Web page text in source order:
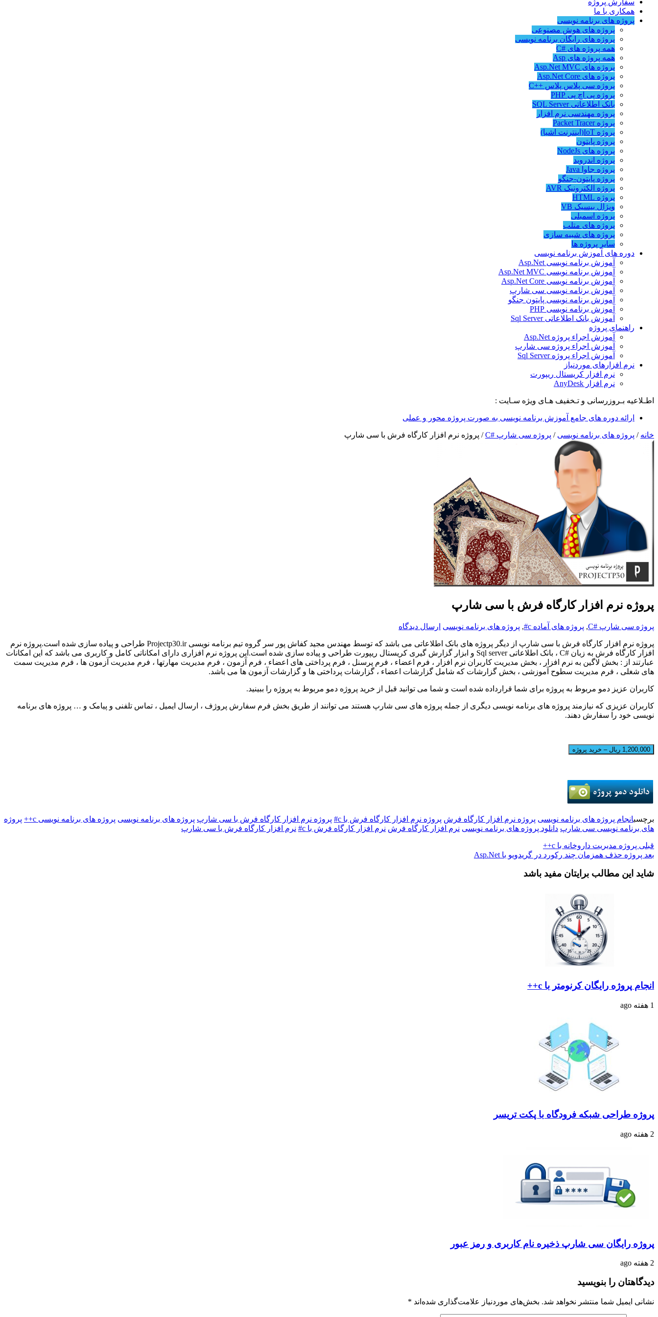
همکاری با ما
پروژه های برنامه نویسی
پروژه های هوش مصنوعی
پروژه های رایگان برنامه نویسی
همه پروژه های #C
همه پروژه های Asp
پروژه های Asp.Net MVC
پروژه های Asp.Net Core
پروژه سی پلاس پلاس ++C
پروژه پی اچ پی PHP
بانک اطلاعاتی SQL Server
پروژه مهندسی نرم افزار
پروژه Packet Tracer
پروژه IoT(اینترنت اشیا)
پروژه پایتون
پروژه های NodeJs
پروژه اندروید
پروژه جاوا Java
پروژه پایتون-جنگو
پروژه الکترونیک AVR
پروژه HTML
ویژال بیسیک VB
پروژه اسمبلی
پروژه های متلب
پروژه های شبیه سازی
سایر پروژه ها
دوره های آموزش برنامه نویسی
آموزش برنامه نویسی Asp.Net
آموزش برنامه نویسی Asp.Net MVC
آموزش برنامه نویسی Asp.Net Core
آموزش برنامه نویسی سی شارپ
آموزش برنامه نویسی پایتون جنگو
آموزش برنامه نویسی PHP
آموزش بانک اطلاعاتی Sql Server
راهنمای پروژه
آموزش اجراء پروژه Asp.Net
آموزش اجراء پروژه سی شارپ
آموزش اجراء پروژه Sql Server
نرم افزارهای موردنیاز
نرم افزار کریستال ریپورت
نرم افزار AnyDesk
اطـلاعیه بـروزرسانی و تـخفیف هـای ویژه سـایت :
ارائه دوره های جامع آموزش برنامه نویسی به صورت پروژه محور و عملی
خانه / پروژه های برنامه نویسی / پروژه سی شارپ #C / پروژه نرم افزار کارگاه فرش با سی شارپ
پروژه نرم افزار کارگاه فرش با سی شارپ
پروژه سی شارپ #C , پروژه های آماده c# , پروژه های برنامه نویسی ارسال دیدگاه
پروژه نرم افزار کارگاه فرش با سی شارپ از دیگر پروژه های بانک اطلاعاتی می باشد که توسط مهندس مجید کفاش پور سر گروه تیم برنامه نویسیProjectp30.ir طراحی و پیاده سازی شده است.پروژه نرم
افزار کارگاه فرش به زبان C# ، بانک اطلاعاتیSql server و ابزار گزارش گیری کریستال ریپورت طراحی و پیاده سازی شده است.این پروژه نرم افزاری دارای امکاناتی کامل و کاربری می باشد که این امکانات
عبارتند از : بخش لاگین به نرم افزار ، بخش مدیریت کاربران نرم افزار ، فرم اعضاء ، فرم پرسنل ، فرم پرداختی های اعضاء ، فرم آزمون ، فرم مدیریت مهارتها ، فرم مدیریت آزمون ها ، فرم مدیریت سمت
های شغلی ، فرم مدیریت سطوح آموزشی ، بخش گزارشات که شامل گزارشات اعضاء ، گزارشات پرداختی ها و گزارشات آزمون ها می باشد.
کاربران عزیز دمو مربوط به پروژه برای شما قرارداده شده است و شما می توانید قبل از خرید پروژه دمو مربوط به پروژه را ببینید.
کاربران عزیزی که نیازمند پروژه های برنامه نویسی دیگری از جمله پروژه های سی شارپ هستند می توانند از طریق بخش فرم سفارش پروژف ، ارسال ایمیل ، تماس تلفنی و پیامک و … پروژه های برنامه
نویسی خود را سفارش دهند.
1,200,000 ریال – خرید پروژه
برچسبانجام پروژه های برنامه نویسی پروژه نرم افزار کارگاه فرش پروژه نرم افزار کارگاه فرش با c# پروژه نرم افزار کارگاه فرش با سی شارپ پروژه های برنامه نویسی پروژه های برنامه نویسی c++
پروژه
های برنامه نویسی سی شارپ دانلود پروژه های برنامه نویسی نرم افزار کارگاه فرش نرم افزار کارگاه فرش با c# نرم افزار کارگاه فرش با سی شارپ
قبلی پروژه مدیریت داروخانه با c++
بعد پروژه حذف همزمان چند رکورد در گریدویو با Asp.Net
شاید این مطالب برایتان مفید باشد
انجام پروژه رایگان کرنومتر با c++
1 هفته ago
پروژه طراحی شبکه فرودگاه با پکت تریسر
2 هفته ago
پروژه رایگان سی شارپ ذخیره نام کاربری و رمز عبور
2 هفته ago
دیدگاهتان را بنویسید
نشانی ایمیل شما منتشر نخواهد شد. بخش‌های موردنیاز علامت‌گذاری شده‌اند *